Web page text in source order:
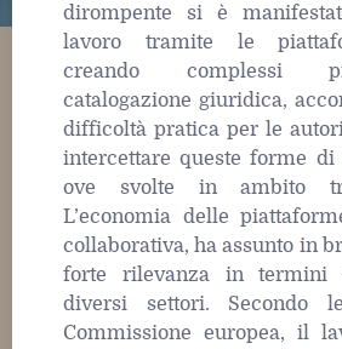
dirompente si è
lavoro tramite le
creando complessi
catalogazione giuridica,
difficoltà pratica per le
intercettare queste forme di
ove svolte in ambito
L’economia delle
collaborativa, ha assunto in
forte rilevanza in termini
diversi settori. Secondo
Commissione europea, il